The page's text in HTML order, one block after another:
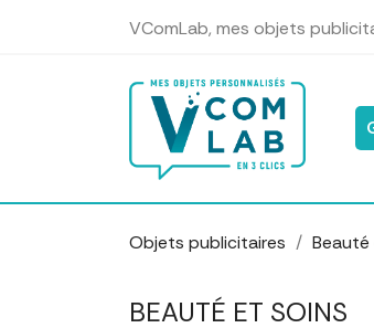
VComLab, mes objets
Objets publicitaires
BEAUTÉ ET SOINS